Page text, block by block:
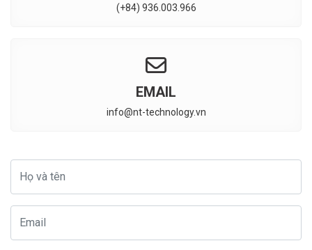
(+84) 936.003.966
EMAIL
info@nt-technology.vn